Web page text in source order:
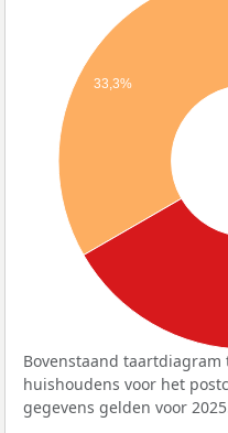
33,3%
Bovenstaand
huishoudens voor het
gegevens gelden voor